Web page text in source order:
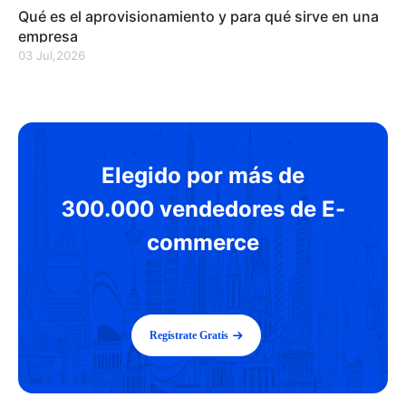
Qué es el aprovisionamiento y para qué sirve en una
empresa
03 Jul,2026
Elegido por más de
300.000 vendedores de E-
commerce
Regístrate Gratis